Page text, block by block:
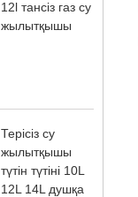
12l тансіз газ су
жылытқышы
Терісіз су
жылытқышы
түтін түтіні 10L
12L 14L душқа